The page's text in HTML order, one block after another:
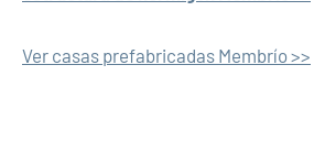
Ver casas prefabricadas Membrío >>